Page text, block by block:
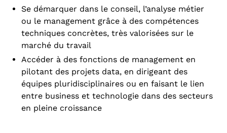
Se démarquer dans le conseil, l’analyse métier
ou le management grâce à des compétences
techniques concrètes, très valorisées sur le
marché du travail
Accéder à des fonctions de management en
pilotant des projets data, en dirigeant des
équipes pluridisciplinaires ou en faisant le lien
entre business et technologie dans des secteurs
en pleine croissance